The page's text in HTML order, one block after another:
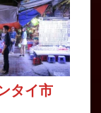
タイ市